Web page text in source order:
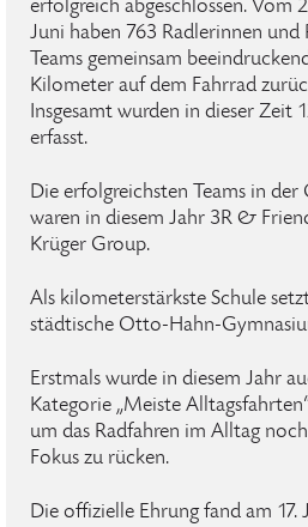
erfolgreich abgeschlossen. Vom
Juni haben 763 Radlerinnen und
Teams gemeinsam
Kilometer auf dem Fahrrad
Insgesamt wurden in dieser Zeit
erfasst.
Die erfolgreichsten Teams in der
waren in diesem Jahr 3R &
Krüger Group.
Als kilometerstärkste Schule
städtische Otto-Hahn-
Erstmals wurde in diesem Jahr
Kategorie „Meiste
um das Radfahren im Alltag
Fokus zu rücken.
Die offizielle Ehrung fand am 17.